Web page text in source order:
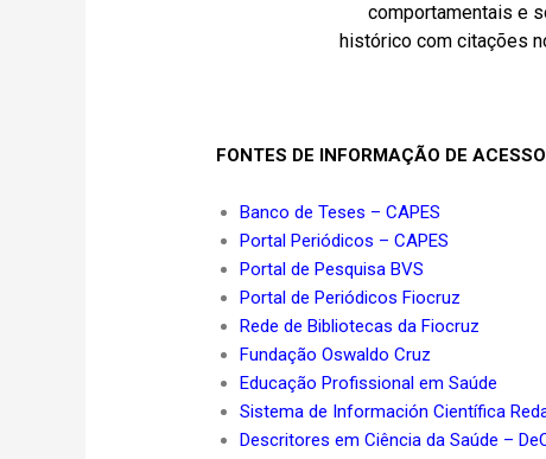
comportamentaise
histórico com citações
FONTES DE INFORMAÇÃO DE
Banco de Teses – CAPES
Portal Periódicos – CAPES
Portal de Pesquisa BVS
Portal de Periódicos Fiocruz
Rede de Bibliotecas da Fiocruz
Fundação Oswaldo Cruz
Educação Profissional em Saúde
Sistema de Información Científica
Descritores em Ciência da Saúde –